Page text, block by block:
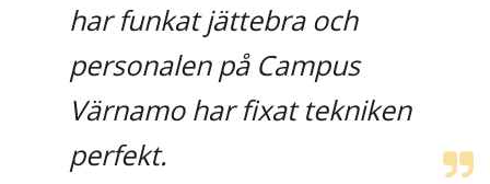
har funkat jättebra och
personalen på Campus
Värnamo har fixat tekniken
perfekt.